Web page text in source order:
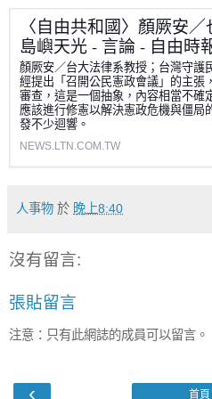
〈自由共和國〉顏厥安
島嶼天光 - 言論 - 自由時
顏厥安／台大法律系教授；台灣守護
經提出「召開公民憲政會議」的主張
審查，這是一個抽象，內容相當不確
應該進行修憲以解決憲政危機與僵局
發不少迴響。
NEWS.LTN.COM.TW
人事物 於 晚上8:40
沒有留言:
張貼留言
注意：只有此網誌的成員可以留言。
‹ 首頁